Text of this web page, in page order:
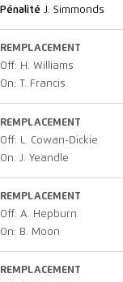
Pénalité J. Simmonds
REMPLACEMENT
Off: H. Williams
On: T. Francis
REMPLACEMENT
Off: L. Cowan-Dickie
On: J. Yeandle
REMPLACEMENT
Off: A. Hepburn
On: B. Moon
REMPLACEMENT